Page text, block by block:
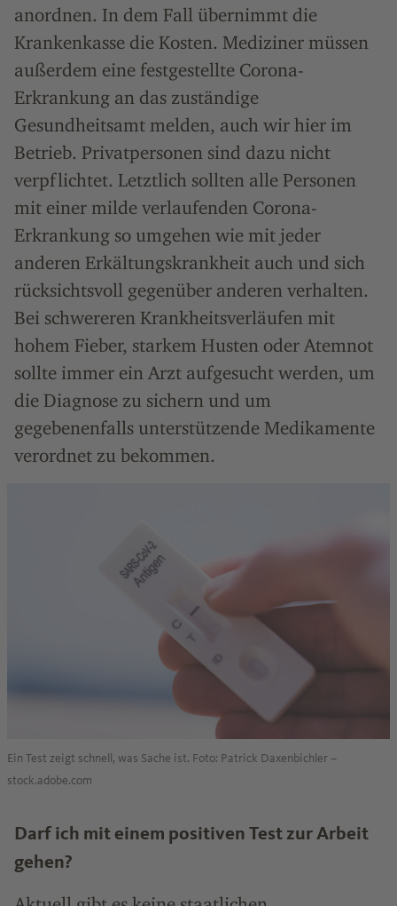
anordnen. In dem Fall übernimmt die
Krankenkasse die Kosten. Mediziner müssen
außerdem eine festgestellte Corona-
Erkrankung an das zuständige
Gesundheitsamt melden, auch wir hier im
Betrieb. Privatpersonen sind dazu nicht
verpflichtet. Letztlich sollten alle Personen
mit einer milde verlaufenden Corona-
Erkrankung so umgehen wie mit jeder
anderen Erkältungskrankheit auch und sich
rücksichtsvoll gegenüber anderen verhalten.
Bei schwereren Krankheitsverläufen mit
hohem Fieber, starkem Husten oder Atemnot
sollte immer ein Arzt aufgesucht werden, um
die Diagnose zu sichern und um
gegebenenfalls unterstützende Medikamente
verordnet zu bekommen.
Ein Test zeigt schnell, was Sache ist. Foto: Patrick Daxenbichler –
stock.adobe.com
Darf ich mit einem positiven Test zur Arbeit
gehen?